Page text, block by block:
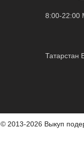
8:00-22:00
Татарстан
© 2013-2026 Выкуп